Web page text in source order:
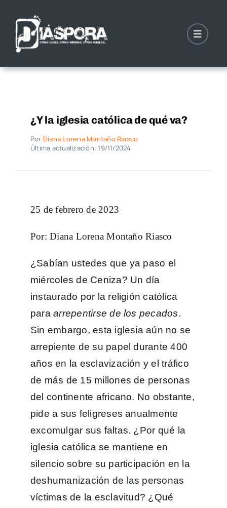
contenido
¿Y la iglesia católica de qué va?
Por Diana Lorena Montaño Riasco
Última actualización: 19/11/2024
25 de febrero de 2023
Por: Diana Lorena Montaño Riasco
¿Sabían ustedes que ya paso el
miércoles de Ceniza? Un día
instaurado por la religión católica
paraarrepentirse de los pecados.
Sin embargo, esta iglesia aún no se
arrepiente de su papel durante 400
años en la esclavización y el tráfico
de más de 15 millones de personas
del continente africano. No obstante,
pide a sus feligreses anualmente
excomulgar sus faltas. ¿Por qué la
iglesia católica se mantiene en
silencio sobre su participación en la
deshumanización de las personas
víctimas de la esclavitud? ¿Qué